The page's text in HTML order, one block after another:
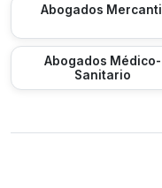
Abogados Mercantil
Abogados Médico-
Sanitario